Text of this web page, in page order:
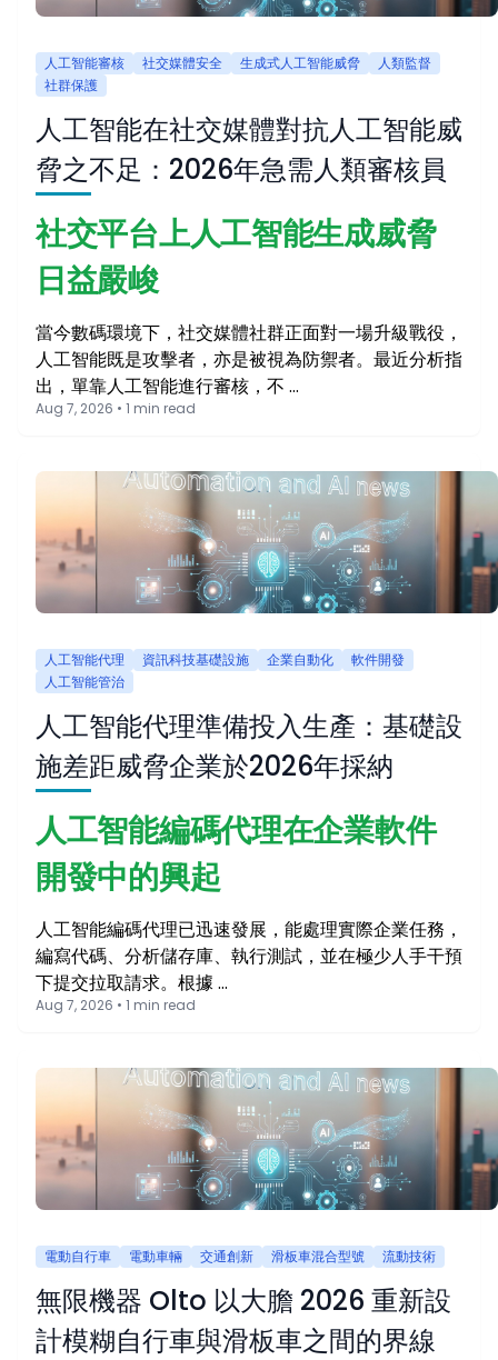
人工智能審核 社交媒體安全 生成式人工智能威脅
人類監督
社群保護
人工智能在社交媒體對抗人工智能威
脅之不足：2026年急需人類審核員
社交平台上人工智能生成威脅
日益嚴峻
當今數碼環境下，社交媒體社群正面對一場升級戰役，
人工智能既是攻擊者，亦是被視為防禦者。最近分析指
出，單靠人工智能進行審核，不 …
Aug 7, 2026 • 1 min read
人工智能代理 資訊科技基礎設施 企業自動化
軟件開發
人工智能管治
人工智能代理準備投入生產：基礎設
施差距威脅企業於2026年採納
人工智能編碼代理在企業軟件
開發中的興起
人工智能編碼代理已迅速發展，能處理實際企業任務，
編寫代碼、分析儲存庫、執行測試，並在極少人手干預
下提交拉取請求。根據 …
Aug 7, 2026 • 1 min read
電動自行車 電動車輛 交通創新 滑板車混合型號 流動技術
無限機器 Olto 以大膽 2026 重新設
計模糊自行車與滑板車之間的界線